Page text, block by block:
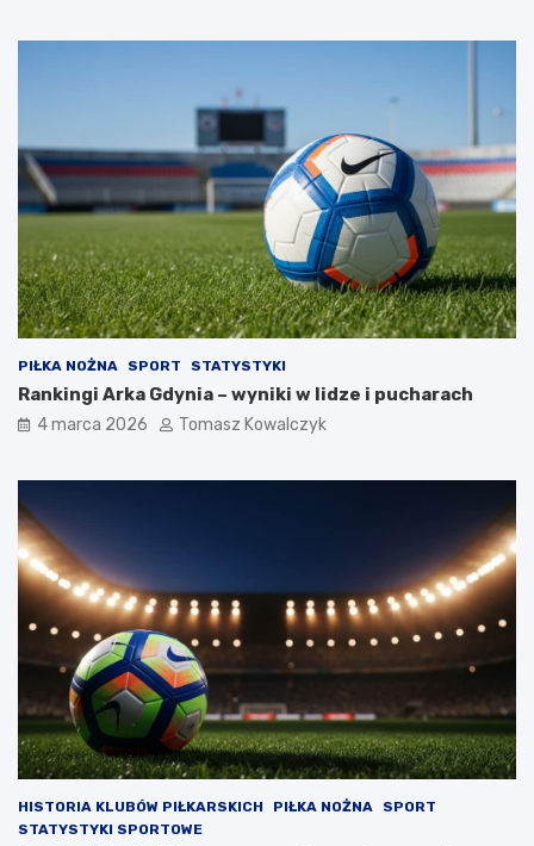
PIŁKA NOŻNA SPORT STATYSTYKI
Rankingi Arka Gdynia – wyniki w lidze i pucharach
4 marca 2026 Tomasz Kowalczyk
HISTORIA KLUBÓW PIŁKARSKICH PIŁKA NOŻNA
SPORT
STATYSTYKI SPORTOWE